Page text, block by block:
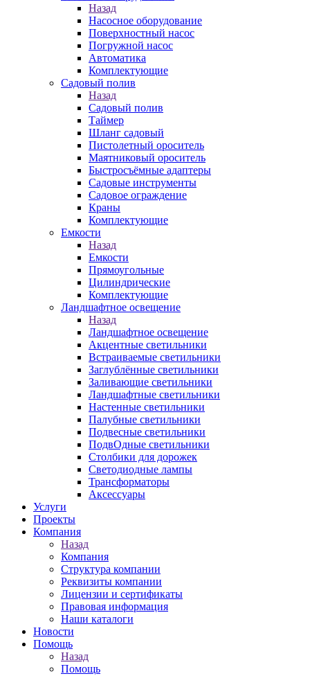
Назад
Насосное оборудование
Поверхностный насос
Погружной насос
Автоматика
Комплектующие
Садовый полив
Назад
Садовый полив
Таймер
Шланг садовый
Пистолетный ороситель
Маятниковый ороситель
Быстросъёмные адаптеры
Садовые инструменты
Садовое ограждение
Краны
Комплектующие
Емкости
Назад
Емкости
Прямоугольные
Цилиндрические
Комплектующие
Ландшафтное освещение
Назад
Ландшафтное освещение
Акцентные светильники
Встраиваемые светильники
Заглублённые светильники
Заливающие светильники
Ландшафтные светильники
Настенные светильники
Палубные светильники
Подвесные светильники
ПодвОдные светильники
Столбики для дорожек
Светодиодные лампы
Трансформаторы
Аксессуары
Услуги
Проекты
Компания
Назад
Компания
Структура компании
Реквизиты компании
Лицензии и сертификаты
Правовая информация
Наши каталоги
Новости
Помощь
Назад
Помощь